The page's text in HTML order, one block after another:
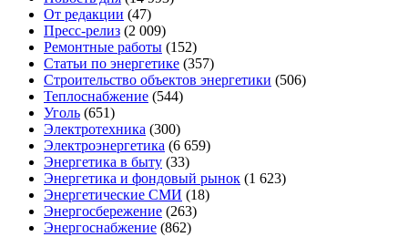
От редакции (47)
Пресс-релиз (2 009)
Ремонтные работы (152)
Статьи по энергетике (357)
Строительство объектов энергетики (506)
Теплоснабжение (544)
Уголь (651)
Электротехника (300)
Электроэнергетика (6 659)
Энергетика в быту (33)
Энергетика и фондовый рынок (1 623)
Энергетические СМИ (18)
Энергосбережение (263)
Энергоснабжение (862)